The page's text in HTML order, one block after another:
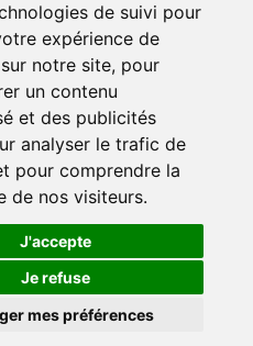
de suivi pour
expérience de
notre site, pour
un contenu
et des publicités
analyser le trafic de
pour comprendre la
de nos visiteurs.
J'accepte
Je refuse
mes préférences
ACCEPTÉS
tous droits réservés
🍪